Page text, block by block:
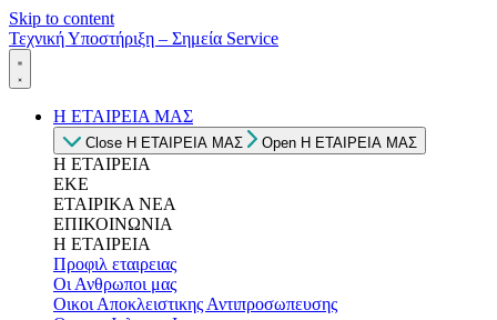
Skip to content
Τεχνική Υποστήριξη – Σημεία Service
Η ΕΤΑΙΡΕΙΑ ΜΑΣ
Close Η ΕΤΑΙΡΕΙΑ ΜΑΣ Open Η ΕΤΑΙΡΕΙΑ ΜΑΣ
Η ΕΤΑΙΡΕΙΑ
ΕΚΕ
ΕΤΑΙΡΙΚΑ ΝΕΑ
ΕΠΙΚΟΙΝΩΝΙΑ
Η ΕΤΑΙΡΕΙΑ
Προφιλ εταιρειας
Οι Ανθρωποι μας
Οικοι Αποκλειστικης Αντιπροσωπευσης